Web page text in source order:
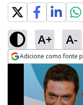
A+ A-
Adicione como fonte
Opens in new